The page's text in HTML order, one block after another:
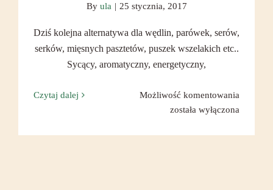
By ula | 25 stycznia, 2017
Dziś kolejna alternatywa dla wędlin, parówek, serów,
serków, mięsnych pasztetów, puszek wszelakich etc..
Sycący, aromatyczny, energetyczny,
Czytaj dalej Możliwość komentowania
została wyłączona